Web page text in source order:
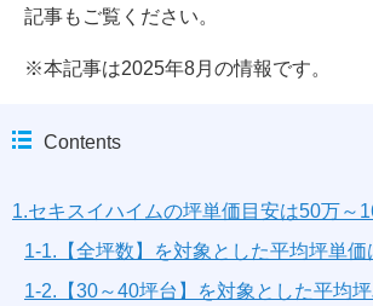
記事もご覧ください。
※本記事は2025年8月の情報です。
Contents
1.セキスイハイムの坪単価目安は50万～
1-1.【全坪数】を対象とした平均坪単価
1-2.【30～40坪台】を対象とした平均